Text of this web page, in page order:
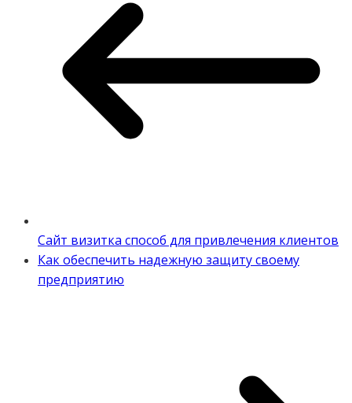
Сайт визитка способ для привлечения клиентов
Как обеспечить надежную защиту своему
предприятию